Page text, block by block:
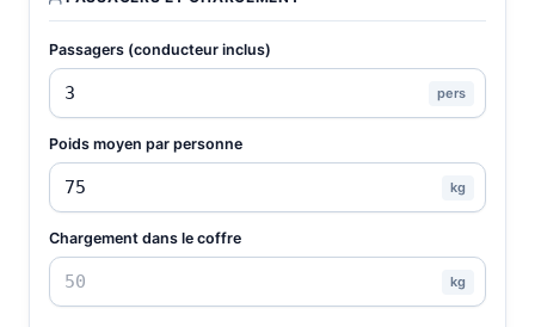
Passagers (conducteur inclus)
pers
Poids moyen par personne
kg
Chargement dans le coffre
kg